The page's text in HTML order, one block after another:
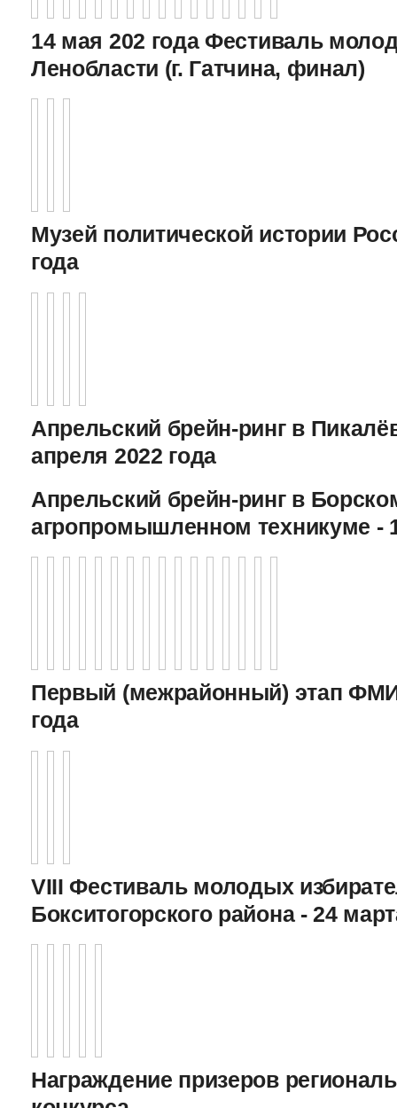
14 мая 202 года Фестиваль
Ленобласти (г. Гатчина, финал)
Музей политической истории
года
Апрельский брейн-ринг в
апреля 2022 года
Апрельский брейн-ринг в
агропромышленном техникуме -
Первый (межрайонный) этап
года
VIII Фестиваль молодых
Бокситогорского района - 24
Награждение призеров